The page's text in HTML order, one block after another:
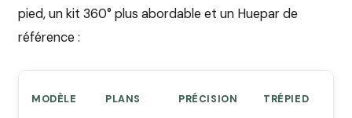
pied, un kit 360° plus abordable et un Huepar de
référence :
MODÈLE PLANS PRÉCISION TRÉPIED